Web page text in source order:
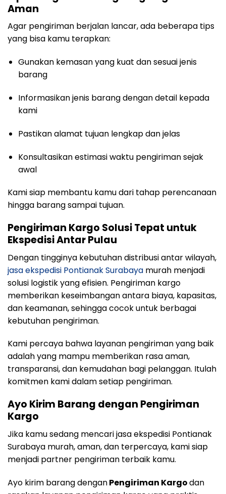
Aman
Agar pengiriman berjalan lancar, ada beberapa tips
yang bisa kamu terapkan:
Gunakan kemasan yang kuat dan sesuai jenis
barang
Informasikan jenis barang dengan detail kepada
kami
Pastikan alamat tujuan lengkap dan jelas
Konsultasikan estimasi waktu pengiriman sejak
awal
Kami siap membantu kamu dari tahap perencanaan
hingga barang sampai tujuan.
Pengiriman Kargo Solusi Tepat untuk
Ekspedisi Antar Pulau
Dengan tingginya kebutuhan distribusi antar wilayah,
jasa ekspedisi Pontianak Surabaya murah menjadi
solusi logistik yang efisien. Pengiriman kargo
memberikan keseimbangan antara biaya, kapasitas,
dan keamanan, sehingga cocok untuk berbagai
kebutuhan pengiriman.
Kami percaya bahwa layanan pengiriman yang baik
adalah yang mampu memberikan rasa aman,
transparansi, dan kemudahan bagi pelanggan. Itulah
komitmen kami dalam setiap pengiriman.
Ayo Kirim Barang dengan Pengiriman
Kargo
Jika kamu sedang mencari jasa ekspedisi Pontianak
Surabaya murah, aman, dan terpercaya, kami siap
menjadi partner pengiriman terbaik kamu.
Ayo kirim barang denganPengiriman Kargodan